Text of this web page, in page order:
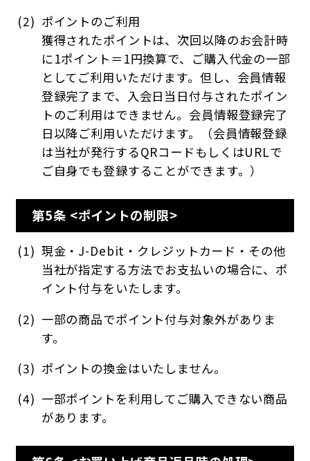
ポイントのご利用
獲得されたポイントは、次回以降のお会計時
に1ポイント＝1円換算で、ご購入代金の一部
としてご利用いただけます。但し、会員情報
登録完了まで、入会日当日付与されたポイン
トのご利用はできません。会員情報登録完了
日以降ご利用いただけます。（会員情報登録
は当社が発行するQRコードもしくはURLで
ご自身でも登録することができます。）
第5条 <ポイントの制限>
現金・J-Debit・クレジットカード・その他
当社が指定する方法でお支払いの場合に、ポ
イント付与をいたします。
一部の商品でポイント付与対象外がありま
す。
ポイントの換金はいたしません。
一部ポイントを利用してご購入できない商品
があります。